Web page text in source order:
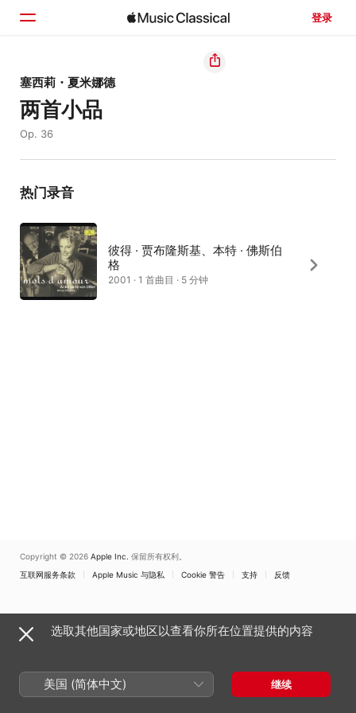
登录
主页
浏览
塞西莉・夏米娜德
两首小品
Op. 36
热门录音
彼得 · 贾布隆斯基、本特 · 佛斯伯
格
2001 · 1 首曲目 · 5 分钟
Copyright © 2026 Apple Inc. 保留所有权利。
互联网服务条款
Apple Music 与隐私 Cookie 警告 支持 反馈
选取其他国家或地区以查看你所在位置提供的内容
美国 (简体中文) 继续